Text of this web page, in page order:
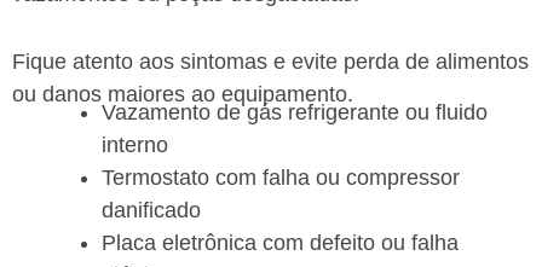
Fique atento aos sintomas e evite perda de alimentos
ou danos maiores ao equipamento.
Vazamento de gás refrigerante ou fluido
interno
Termostato com falha ou compressor
danificado
Placa eletrônica com defeito ou falha